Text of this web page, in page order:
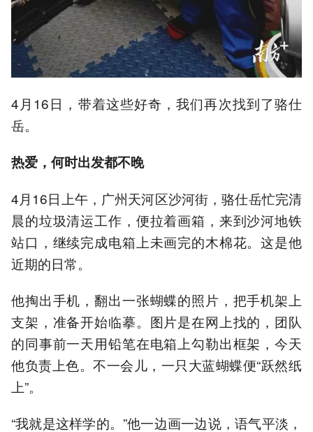
4月16日，带着这些好奇，我们再次找到了骆仕
岳。
热爱，何时出发都不晚
4月16日上午，广州天河区沙河街，骆仕岳忙完清
晨的垃圾清运工作，便拉着画箱，来到沙河地铁
站口，继续完成电箱上未画完的木棉花。这是他
近期的日常。
他掏出手机，翻出一张蝴蝶的照片，把手机架上
支架，准备开始临摹。图片是在网上找的，团队
的同事前一天用铅笔在电箱上勾勒出框架，今天
他负责上色。不一会儿，一只大蓝蝴蝶便“跃然纸
上”。
“我就是这样学的。”他一边画一边说，语气平淡，